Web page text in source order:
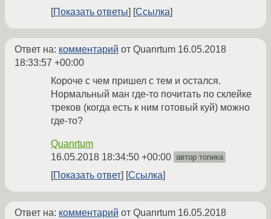
Показать ответы Ссылка
Ответ на: комментарий от Quanrtum 16.05.2018
18:33:57 +00:00
Короче с чем пришел с тем и остался.
Нормальный ман где-то почитать по склейке
треков (когда есть к ним готовый куй) можно
где-то?
Quanrtum
16.05.2018 18:34:50 +00:00 автор топика
Показать ответ Ссылка
Ответ на: комментарий от Quanrtum 16.05.2018